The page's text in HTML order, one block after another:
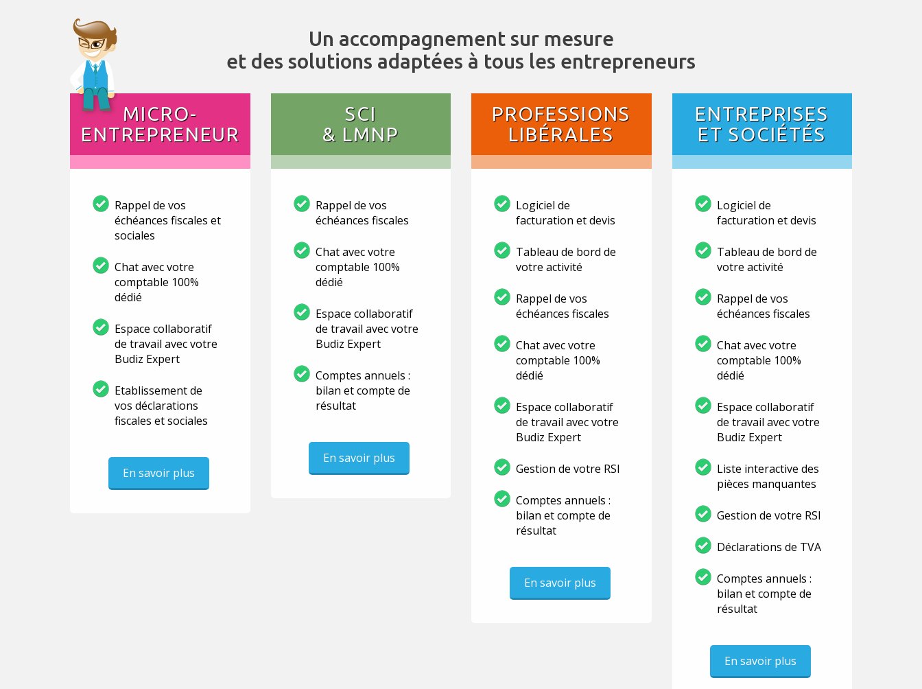
Un accompagnement sur mesure
et des solutions adaptées à tous les entrepreneurs
MICRO-
ENTREPRENEUR
Rappel de vos
échéances fiscales et
sociales
Chat avec votre
comptable 100%
dédié
Espace collaboratif
de travail avec votre
Budiz Expert
Etablissement de
vos déclarations
fiscales et sociales
En savoir plus
SCI
& LMNP
Rappel de vos
échéances fiscales
Chat avec votre
comptable 100%
dédié
Espace collaboratif
de travail avec votre
Budiz Expert
Comptes annuels :
bilan et compte de
résultat
En savoir plus
PROFESSIONS
LIBÉRALES
Logiciel de
facturation et devis
Tableau de bord de
votre activité
Rappel de vos
échéances fiscales
Chat avec votre
comptable 100%
dédié
Espace collaboratif
de travail avec votre
Budiz Expert
Gestion de votre RSI
Comptes annuels :
bilan et compte de
résultat
En savoir plus
ENTREPRISES
ET SOCIÉTÉS
Logiciel de
facturation et devis
Tableau de bord de
votre activité
Rappel de vos
échéances fiscales
Chat avec votre
comptable 100%
dédié
Espace collaboratif
de travail avec votre
Budiz Expert
Liste interactive des
pièces manquantes
Gestion de votre RSI
Déclarations de TVA
Comptes annuels :
bilan et compte de
résultat
En savoir plus